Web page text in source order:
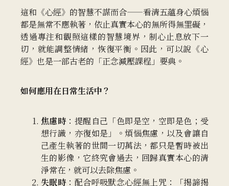
這和《心經》的智慧不謀而合——看清五蘊身心煩惱
都是無常不應執著，依止真實本心的無所得無罣礙，
透過專注和觀照這樣的智慧境界，制心止息放下一
切，就能調整情緒，恢復平衡。因此，可以說《心
經》也是一部古老的「正念減壓課程」要典。
如何應用在日常生活中？
焦慮時：提醒自己「色即是空，空即是色；受
想行識，亦復如是」。煩惱焦慮，以及會讓自
己產生執著的世間一切萬法，都只是暫時被出
生的影像，它終究會過去，回歸真實本心的清
淨常在，就可以去除焦慮。
失眠時：配合呼吸默念心經無上咒：「揭諦揭